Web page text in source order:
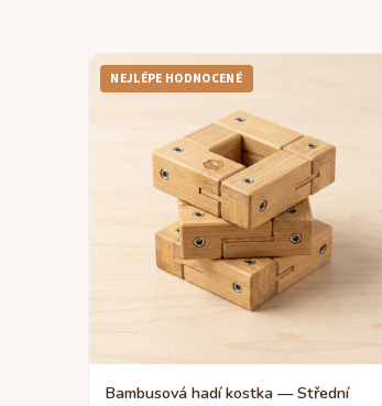
NEJLÉPE HODNOCENÉ
Bambusová hadí kostka — Střední